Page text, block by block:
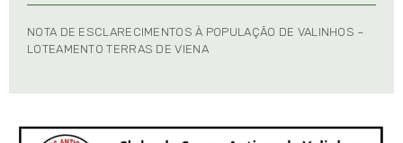
NOTA DE ESCLARECIMENTOS À POPULAÇÃO DE VALINHOS –
LOTEAMENTO TERRAS DE VIENA